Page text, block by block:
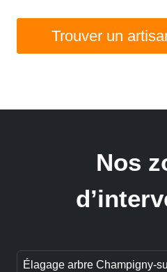
Trouver un
Nos
Élagage arbre Champigny-